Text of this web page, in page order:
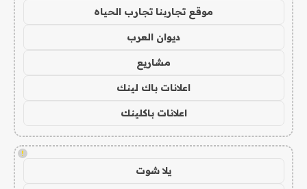
موقع تجاربنا تجارب الحياه
ديوان العرب
مشاريع
اعلانات باك لينك
اعلانات باكلينك
!
يلا شوت